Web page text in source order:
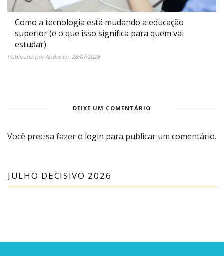
Como a tecnologia está mudando a educação
superior (e o que isso significa para quem vai
estudar)
Publicado porAndreem28/07/2026
DEIXE UM COMENTÁRIO
Você precisa fazer o login para publicar um comentário.
JULHO DECISIVO 2026